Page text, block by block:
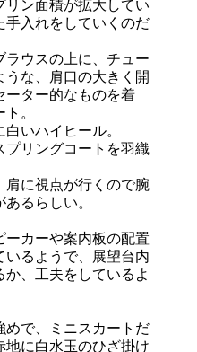
ン面積が拡大してい
手入れをしていくのだ
ラウスの上に、チュー
うな、肩口の大きく開
ーター的なものを着
。
いハイヒール。
プリングコートを羽織
肩に視点が行くので腕
るらしい。
ーカーや案内板の配置
いるようで、展望台内
、工夫をしているよ
めで、ミニスカートだ
地に白水玉のひざ掛け